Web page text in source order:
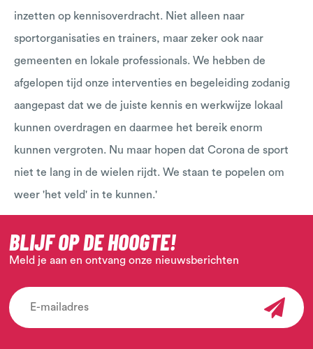
inzetten op kennisoverdracht. Niet alleen naar
sportorganisaties en trainers, maar zeker ook naar
gemeenten en lokale professionals. We hebben de
afgelopen tijd onze interventies en begeleiding zodanig
aangepast dat we de juiste kennis en werkwijze lokaal
kunnen overdragen en daarmee het bereik enorm
kunnen vergroten. Nu maar hopen dat Corona de sport
niet te lang in de wielen rijdt. We staan te popelen om
weer 'het veld' in te kunnen.'
BLIJF OP DE HOOGTE!
Meld je aan en ontvang onze nieuwsberichten